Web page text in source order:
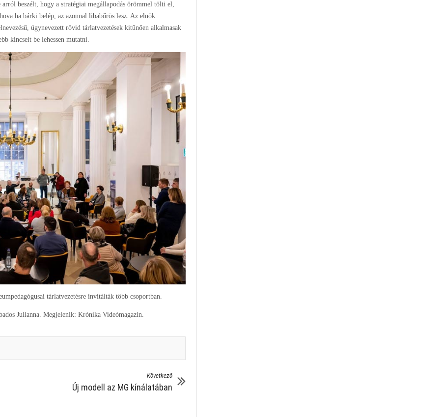
beszélt, hogy a stratégiai megállapodás örömmel tölti el,
ha bárki belép, az azonnal libabőrös lesz. Az elnök
úgynevezett rövid tárlatvezetések kitűnően alkalmasak
kincseit be lehessen mutatni.
tárlatvezetésre invitálták több csoportban.
Julianna. Megjelenik: Krónika Videómagazin.
Következő
Új modell az MG kínálatában